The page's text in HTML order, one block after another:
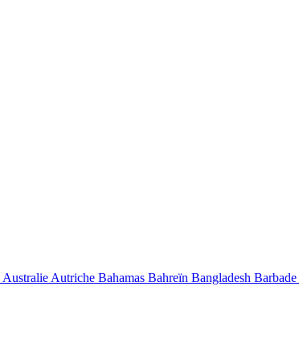
Australie Autriche Bahamas Bahreïn Bangladesh Barbade